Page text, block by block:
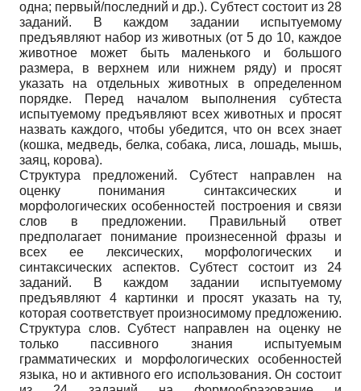
одна; первый/последний и др.). Субтест состоит из 28
заданий. В каждом задании испытуемому
предъявляют набор из животных (от 5 до 10, каждое
животное может быть маленького и большого
размера, в верхнем или нижнем ряду) и просят
указать на отдельных животных в определенном
порядке. Перед началом выполнения субтеста
испытуемому предъявляют всех животных и просят
назвать каждого, чтобы убедится, что он всех знает
(кошка, медведь, белка, собака, лиса, лошадь, мышь,
заяц, корова).
Структура предложений. Субтест направлен на
оценку понимания синтаксических и
морфологических особенностей построения и связи
слов в предложении. Правильный ответ
предполагает понимание произнесенной фразы и
всех ее лексических, морфологических и
синтаксических аспектов. Субтест состоит из 24
заданий. В каждом задании испытуемому
предъявляют 4 картинки и просят указать на ту,
которая соответствует произносимому предложению.
Структура слов. Субтест направлен на оценку не
только пассивного знания испытуемым
грамматических и морфологических особенностей
языка, но и активного его использования. Он состоит